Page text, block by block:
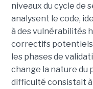
niveaux du cycle de
analysent le code,
à des vulnérabilités
correctifs potentiels
les phases de
change la nature du
difficulté consistait